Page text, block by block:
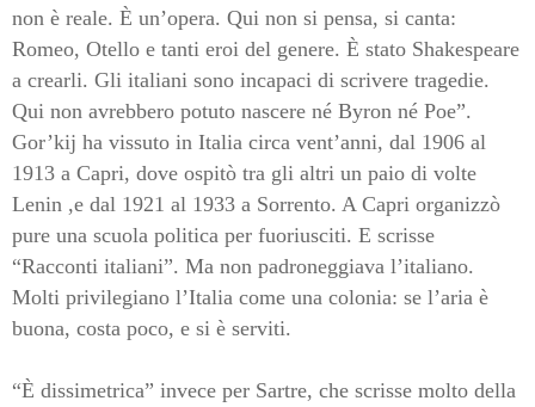
non è reale. È un’opera. Qui non si pensa, si canta:
Romeo, Otello e tanti eroi del genere. È stato Shakespeare
a crearli. Gli italiani sono incapaci di scrivere tragedie.
Qui non avrebbero potuto nascere né Byron né Poe”.
Gor’kij ha vissuto in Italia circa vent’anni, dal 1906 al
1913 a Capri, dove ospitò tra gli altri un paio di volte
Lenin ,e dal 1921 al 1933 a Sorrento. A Capri organizzò
pure una scuola politica per fuoriusciti. E scrisse
“Racconti italiani”. Ma non padroneggiava l’italiano.
Molti privilegiano l’Italia come una colonia: se l’aria è
buona, costa poco, e si è serviti.
“È dissimetrica” invece per Sartre, che scrisse molto della